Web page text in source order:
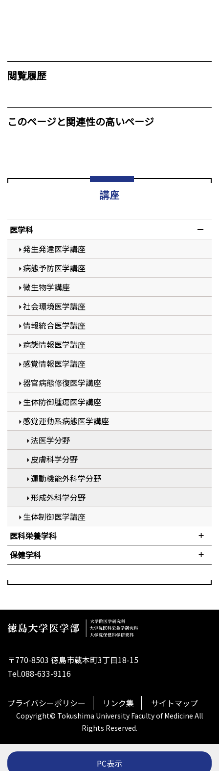
閲覧履歴
このページと関連性の高いページ
講座
医学科
発生発達医学講座
病態予防医学講座
微生物学講座
社会環境医学講座
情報統合医学講座
病態情報医学講座
感覚情報医学講座
器官病態修復医学講座
生体防御腫瘍医学講座
感覚運動系病態医学講座
法医学分野
皮膚科学分野
運動機能外科学分野
形成外科学分野
生体制御医学講座
医科栄養学科
保健学科
〒770-8503 徳島市蔵本町3丁目18-15
Tel.088-633-9116
プライバシーポリシー リンク集 サイトマップ
Copyright© Tokushima University Faculty of Medicine All
Rights Reserved.
PC表示